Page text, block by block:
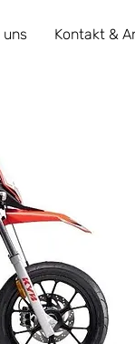
uns Kontakt &